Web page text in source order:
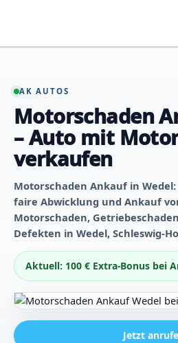
springen
AK AUTOS
Motorschaden
– Auto mit
verkaufen
Motorschaden Ankauf in
faire Abwicklung und Ankauf
Motorschaden,
Defekten in Wedel, Schleswig-
Aktuell: 100 € Extra-Bonus bei
Jetzt